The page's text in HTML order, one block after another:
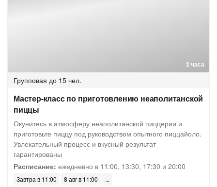
2 часа
Групповая до 15 чел.
Мастер-класс по приготовлению неаполитанской
пиццы
Окунитесь в атмосферу неаполитанской пиццерии и
приготовьте пиццу под руководством опытного пиццайоло.
Увлекательный процесс и вкусный результат
гарантированы
Расписание: ежедневно в 11:00, 13:30, 17:30 и 20:00
Завтра в 11:00 8 авг в 11:00